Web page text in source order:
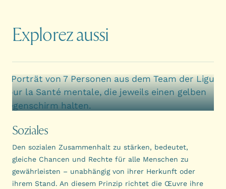
Explorez aussi
Soziales
Den sozialen Zusammenhalt zu stärken, bedeutet,
gleiche Chancen und Rechte für alle Menschen zu
gewährleisten – unabhängig von ihrer Herkunft oder
ihrem Stand. An diesem Prinzip richtet die Œuvre ihre